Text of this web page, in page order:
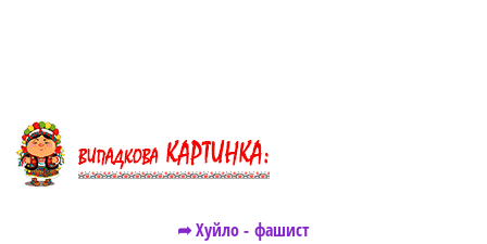
➦ Хуйло - фашист